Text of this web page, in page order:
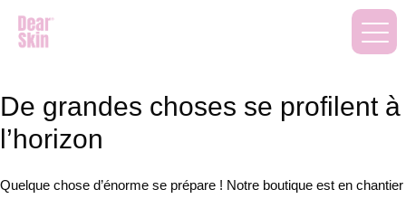
De grandes choses se profilent à
l’horizon
Quelque chose d’énorme se prépare ! Notre boutique est en chantier